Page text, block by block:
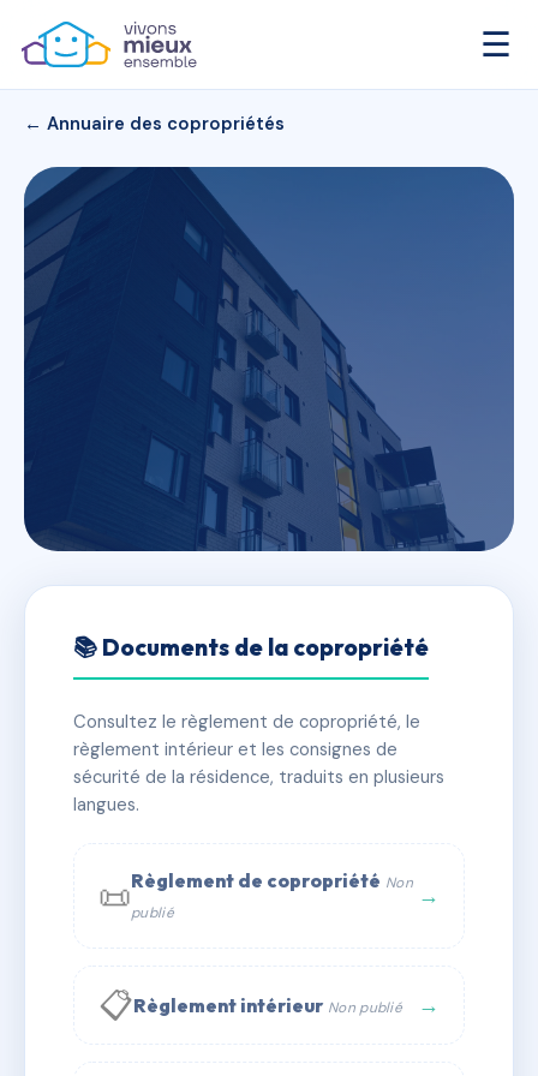
☰
← Annuaire des copropriétés
ORANGERIE BAT G
✓ Immatriculée 🏠 10 lots 🏗 1 bâtiment(s)
📞 Contacter Syndic Digital
📚 Documents de la copropriété
Consultez le règlement de copropriété, le
règlement intérieur et les consignes de
sécurité de la résidence, traduits en plusieurs
langues.
📜Règlement de copropriété Non
publié
→
📋Règlement intérieur Non publié →